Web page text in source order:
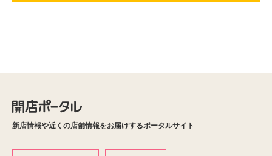
新店情報や近くの店舗情報をお届けするポータルサイト